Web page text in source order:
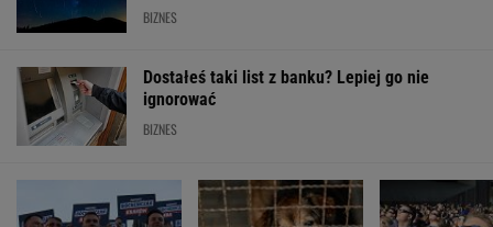
BIZNES
Dostałeś taki list z banku? Lepiej go nie
ignorować
BIZNES